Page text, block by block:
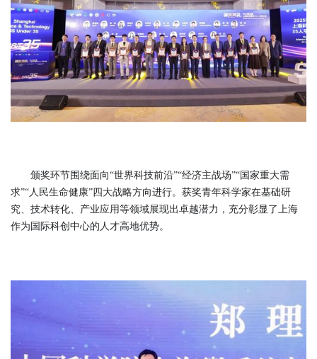
颁奖环节围绕面向“世界科技前沿”“经济主战场”“国家重大需
求”“人民生命健康”四大战略方向进行。获奖青年科学家在基础研
究、技术转化、产业应用等领域展现出卓越潜力，充分彰显了上海
作为国际科创中心的人才高地优势。